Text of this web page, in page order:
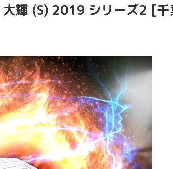
大輝 (S) 2019 シリーズ2 [